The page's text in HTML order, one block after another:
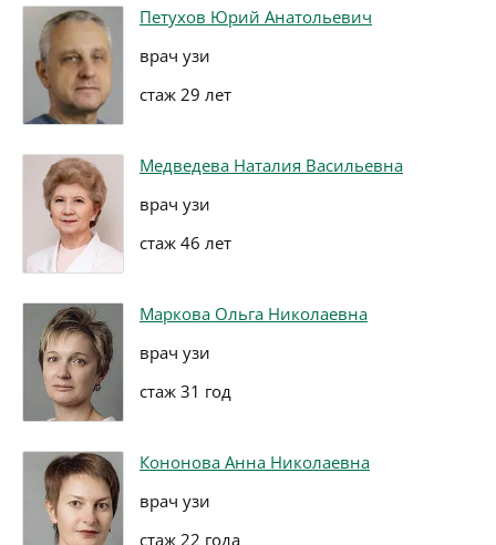
Петухов Юрий Анатольевич
врач узи
стаж 29 лет
Медведева Наталия Васильевна
врач узи
стаж 46 лет
Маркова Ольга Николаевна
врач узи
стаж 31 год
Кононова Анна Николаевна
врач узи
стаж 22 года